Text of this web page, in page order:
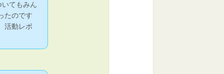
てもみん
たのです
活動レポ